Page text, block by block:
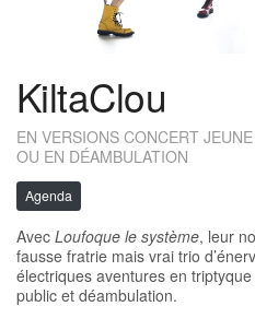
KiltaClou
EN VERSIONS CONCERT
OU EN DÉAMBULATION
Agenda
Avec Loufoque le système, leur
fausse fratrie mais vrai trio
électriques aventures en
public et déambulation.